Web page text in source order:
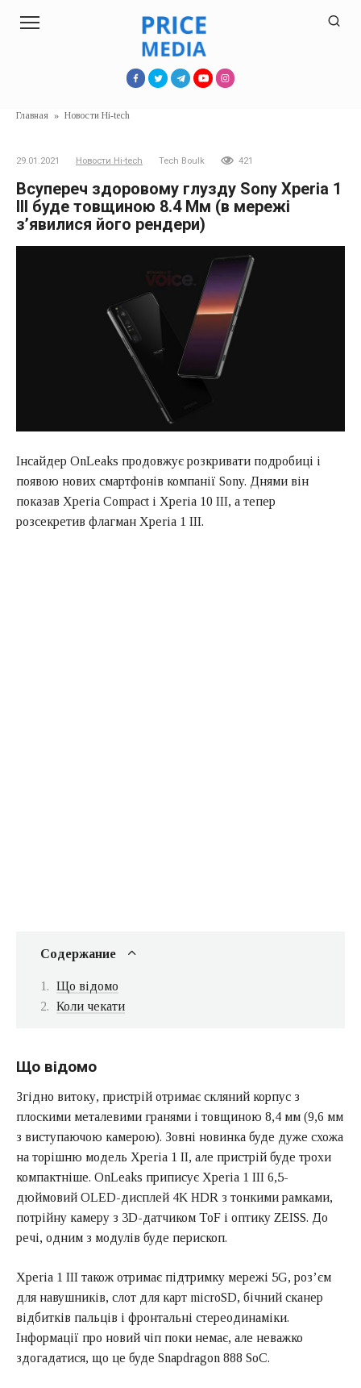
Главная » Новости Hi-tech
29.01.2021 Новости Hi-tech Tech Boulk 421
Всупереч здоровому глузду Sony Xperia 1
III буде товщиною 8.4 Мм (в мережі
з’явилися його рендери)
Інсайдер OnLeaks продовжує розкривати подробиці і
появою нових смартфонів компанії Sony. Днями він
показав Xperia Compact і Xperia 10 III, а тепер
розсекретив флагман Xperia 1 III.
Содержание
Що відомо
Коли чекати
Що відомо
Згідно витоку, пристрій отримає скляний корпус з
плоскими металевими гранями і товщиною 8,4 мм (9,6 мм
з виступаючою камерою). Зовні новинка буде дуже схожа
на торішню модель Xperia 1 II, але пристрій буде трохи
компактніше. OnLeaks приписує Xperia 1 III 6,5-
дюймовий OLED-дисплей 4K HDR з тонкими рамками,
потрійну камеру з 3D-датчиком ToF і оптику ZEISS. До
речі, одним з модулів буде перископ.
Xperia 1 III також отримає підтримку мережі 5G, роз’єм
для навушників, слот для карт microSD, бічний сканер
відбитків пальців і фронтальні стереодинаміки.
Інформації про новий чіп поки немає, але неважко
здогадатися, що це буде Snapdragon 888 SoC.